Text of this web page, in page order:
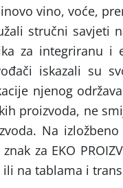
vino, voće,
stručni savjeti
za integriranu i
iskazali su
njenog
proizvoda, ne
Na
za EKO
na tablama i